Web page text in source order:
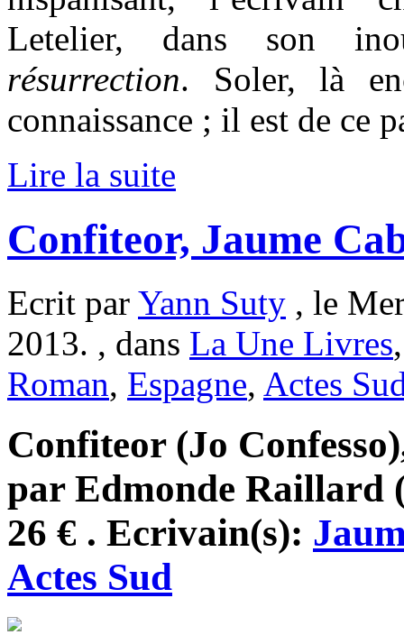
Letelier, dans son
résurrection. Soler, là
connaissance ; il est de ce
Lire la suite
Confiteor, Jaume
Ecrit par Yann Suty , le
2013. , dans La Une Livres
Roman, Espagne, Actes
Confiteor (Jo
par Edmonde Raillard
26 € . Ecrivain(s):
Actes Sud